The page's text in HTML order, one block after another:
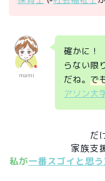
mami
確かに！
らない限
だね。 で
アソン大
だ
家族支
私が一番スゴイと思